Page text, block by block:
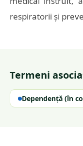
respiratorii și
Termeni
Dependență (în